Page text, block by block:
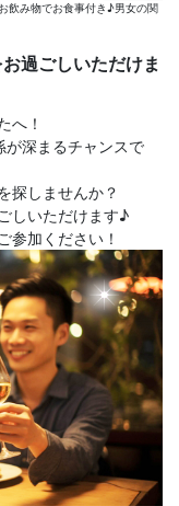
飲み物でお食事付き♪男女の関
過ごしいただけま
へ！
が深まるチャンスで
探しませんか？
しいただけます♪
参加ください！